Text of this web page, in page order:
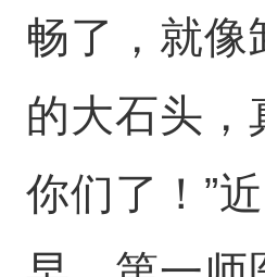
畅了，就像
的大石头，
你们了！”